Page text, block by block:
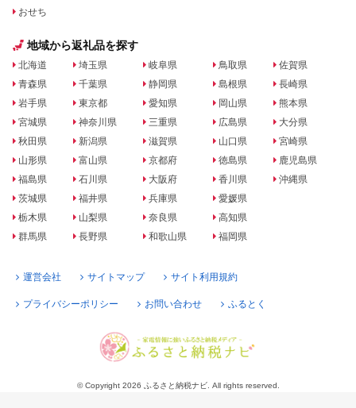
おせち
地域から返礼品を探す
北海道
青森県
岩手県
宮城県
秋田県
山形県
福島県
茨城県
栃木県
群馬県
埼玉県
千葉県
東京都
神奈川県
新潟県
富山県
石川県
福井県
山梨県
長野県
岐阜県
静岡県
愛知県
三重県
滋賀県
京都府
大阪府
兵庫県
奈良県
和歌山県
鳥取県
島根県
岡山県
広島県
山口県
徳島県
香川県
愛媛県
高知県
福岡県
佐賀県
長崎県
熊本県
大分県
宮崎県
鹿児島県
沖縄県
運営会社 サイトマップ サイト利用規約
プライバシーポリシー お問い合わせ ふるとく
© Copyright 2026 ふるさと納税ナビ. All rights reserved.